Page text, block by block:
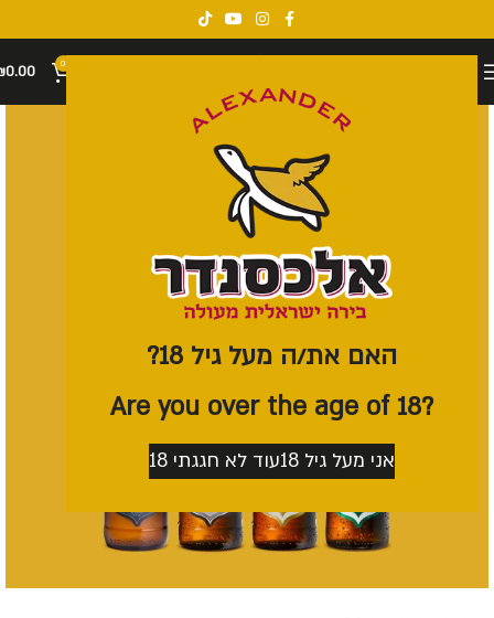
האם את/ה מעל גיל 18?
?Are you over the age of 18
אני מעל גיל 18 עוד לא חגגתי 18
0
0.00